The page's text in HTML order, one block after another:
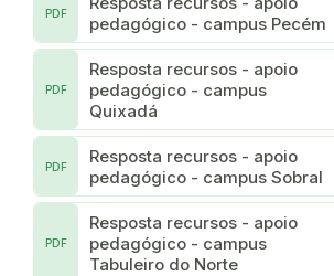
pedagógico - campus Pecém
PDF
Resposta recursos - apoio
pedagógico - campus
Quixadá
PDF
Resposta recursos - apoio
pedagógico - campus Sobral
PDF
Resposta recursos - apoio
pedagógico - campus
Tabuleiro do Norte
PDF